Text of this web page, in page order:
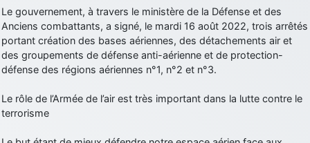
Le gouvernement, à travers le ministère de la Défense et des
Anciens combattants, a signé, le mardi 16 août 2022, trois arrêtés
portant création des bases aériennes, des détachements air et
des groupements de défense anti-aérienne et de protection-
défense des régions aériennes n°1, n°2 et n°3.
Le rôle de l’Armée de l’air est très important dans la lutte contre le
terrorisme